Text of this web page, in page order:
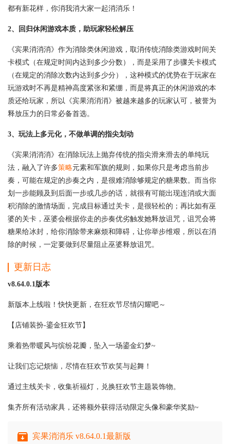
都有新花样，你消我消大家一起消消乐！
2、回归休闲游戏本质，助玩家轻松解压
《宾果消消消》作为消除类休闲游戏，取消传统消除类游戏时间关
卡模式（在规定时间内达到多少分数），而是采用了步骤关卡模式
（在规定的消除次数内达到多少分），这种模式的优势在于玩家在
玩游戏时不再是精神高度紧张和紧绷，而是将真正的休闲游戏的本
质还给玩家，所以《宾果消消消》被越来越多的玩家认可，被誉为
释放压力的日常必备首选。
3、玩法上多元化，不做单调的指尖划动
《宾果消消消》在消除玩法上抛弃传统的指尖滑来滑去的单纯玩
法，融入了许多策略元素和军旗的规则，如果你只是考虑当前步
奏，可能在规定的步奏之内，是很难消除够规定的糖果数。而当你
划一步能顾及到后面一步或几步的话，就很有可能出现连消或大面
积消除的激情场面，完成目标通过关卡，是很轻松的；再比如有巫
婆的关卡，巫婆会根据你走的步奏优劣触发她释放诅咒，诅咒会将
糖果给冰封，给你消除带来麻烦和障碍，让你举步维艰，所以在消
除的时候，一定要做到尽量阻止巫婆释放诅咒。
更新日志
v8.64.0.1版本
新版本上线啦！快快更新，在狂欢节尽情闪耀吧～
【店铺装扮-鎏金狂欢节】
乘着热带暖风与缤纷花瓣，坠入一场鎏金幻梦~
让我们忘记烦恼，尽情在狂欢节欢笑与起舞！
通过主线关卡，收集祈福灯，兑换狂欢节主题装饰物。
集齐所有活动家具，还将额外获得活动限定头像和豪华奖励~
宾果消消乐 v8.64.0.1最新版